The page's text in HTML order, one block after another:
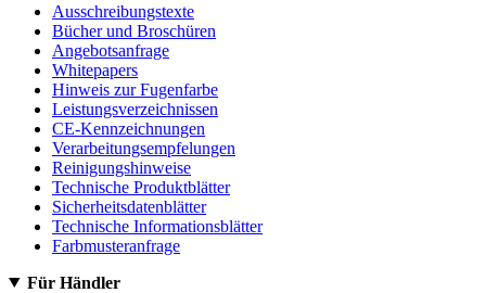
Ausschreibungstexte
Bücher und Broschüren
Angebotsanfrage
Whitepapers
Hinweis zur Fugenfarbe
Leistungsverzeichnissen
CE-Kennzeichnungen
Verarbeitungsempfelungen
Reinigungshinweise
Technische Produktblätter
Sicherheitsdatenblätter
Technische Informationsblätter
Farbmusteranfrage
Für Händler